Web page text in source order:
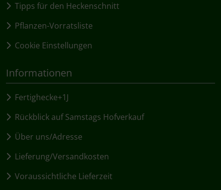
Tipps für den Heckenschnitt
Pflanzen-Vorratsliste
Cookie Einstellungen
Informationen
Fertighecke+1J
Rückblick auf Samstags Hofverkauf
Über uns/Adresse
Lieferung/Versandkosten
Voraussichtliche Lieferzeit